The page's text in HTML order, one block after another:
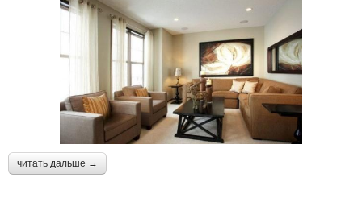
читать дальше →